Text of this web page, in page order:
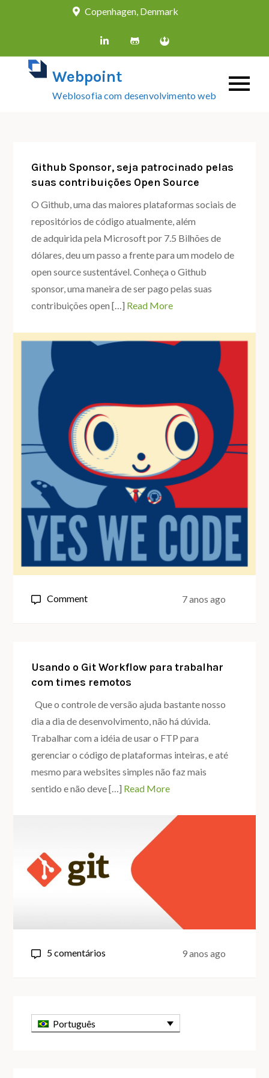
Copenhagen, Denmark
Webpoint
Weblosofia com desenvolvimento web
Github Sponsor, seja patrocinado pelas
suas contribuições Open Source
O Github, uma das maiores plataformas sociais de
repositórios de código atualmente, além
de adquirida pela Microsoft por 7.5 Bilhões de
dólares, deu um passo a frente para um modelo de
open source sustentável. Conheça o Github
sponsor, uma maneira de ser pago pelas suas
contribuições open […] Read More
Commenton
patrocinado
pelas
suas
contribuições
Open
Source
7 anos ago
Usando o Git Workflow para trabalhar
com times remotos
Que o controle de versão ajuda bastante nosso
dia a dia de desenvolvimento, não há dúvida.
Trabalhar com a idéia de usar o FTP para
gerenciar o código de plataformas inteiras, e até
mesmo para websites simples não faz mais
sentido e não deve […] Read More
5 comentários
para
9 anos ago
Português